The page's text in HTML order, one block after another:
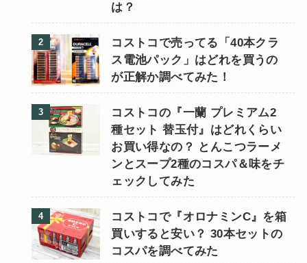
は？
コストコで売ってる「40本クラ
ス電池パック」はどれを買うの
が正解か調べてみた！
コストコの『一蘭 プレミアム2
種セット 替玉付』はどれくらい
お買い得なの？ とんこつラーメ
ンとスープ2種のコスパ＆味をチ
ェックしてみた
コストコで『オロナミンC』を箱
買いすると安い？ 30本セットの
コスパを調べてみた